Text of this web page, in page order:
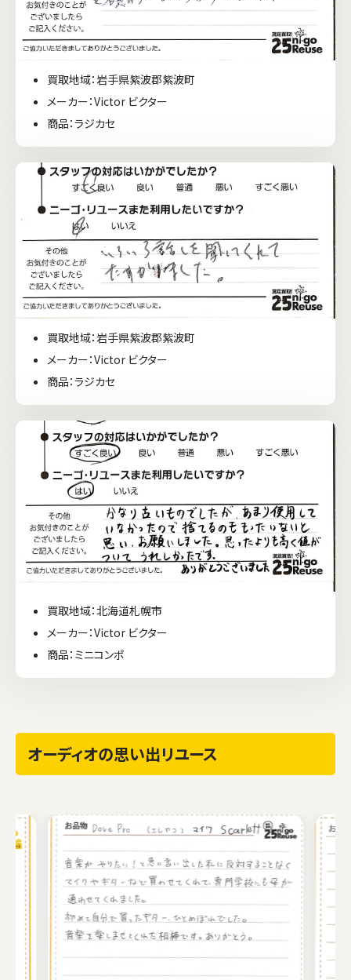
買取地域：岩手県紫波郡紫波町
メーカー：Victor ビクター
商品：ラジカセ
買取地域：岩手県紫波郡紫波町
メーカー：Victor ビクター
商品：ラジカセ
買取地域：北海道札幌市
メーカー：Victor ビクター
商品：ミニコンポ
オーディオの思い出リユース